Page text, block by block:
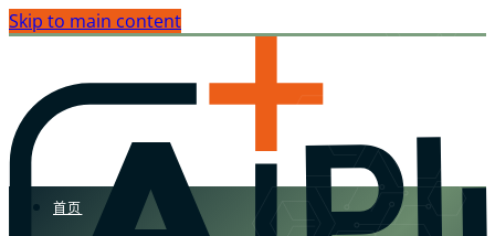
Skip to main content
首页